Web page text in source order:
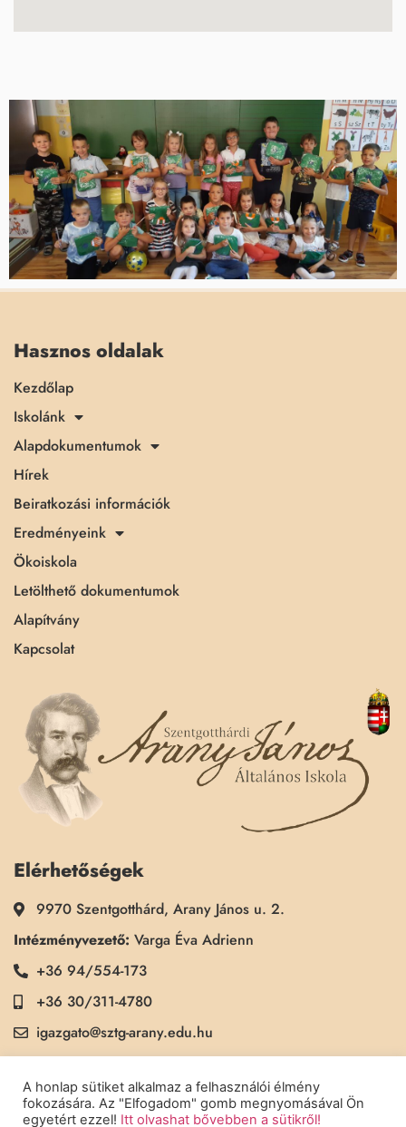
Hasznos oldalak
Kezdőlap
Iskolánk
Alapdokumentumok
Hírek
Beiratkozási információk
Eredményeink
Ökoiskola
Letölthető dokumentumok
Alapítvány
Kapcsolat
Elérhetőségek
9970 Szentgotthárd, Arany János u. 2.
Intézményvezető: Varga Éva Adrienn
+36 94/554-173
+36 30/311-4780
igazgato@sztg-arany.edu.hu
Titkárság:Kimmel Kinga
+36 30/311-5790
A honlap sütiket alkalmaz a felhasználói élmény
fokozására. Az "Elfogadom" gomb megnyomásával Ön
egyetért ezzel! Itt olvashat bővebben a sütikről!